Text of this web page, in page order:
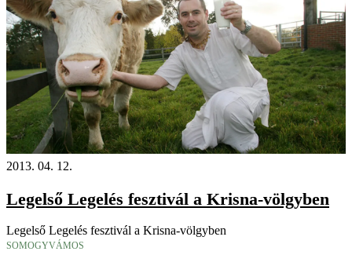
2013. 04. 12.
Legelső Legelés fesztivál a Krisna-völgyben
Legelső Legelés fesztivál a Krisna-völgyben
SOMOGYVÁMOS